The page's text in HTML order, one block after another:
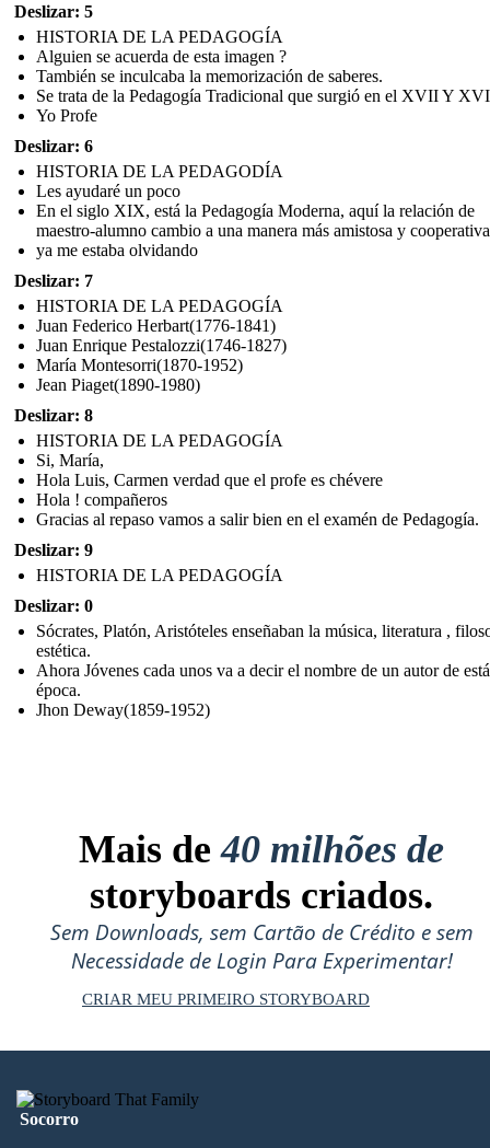
Deslizar: 5
HISTORIA DE LA PEDAGOGÍA
Alguien se acuerda de esta imagen ?
También se inculcaba la memorización de saberes.
Se trata de la Pedagogía Tradicional que surgió en el XVII Y
Yo Profe
Deslizar: 6
HISTORIA DE LA PEDAGODÍA
Les ayudaré un poco
En el siglo XIX, está la Pedagogía Moderna, aquí la relación de
maestro-alumno cambio a una manera más amistosa y
ya me estaba olvidando
Deslizar: 7
HISTORIA DE LA PEDAGOGÍA
Juan Federico Herbart(1776-1841)
Juan Enrique Pestalozzi(1746-1827)
María Montesorri(1870-1952)
Jean Piaget(1890-1980)
Deslizar: 8
HISTORIA DE LA PEDAGOGÍA
Si, María,
Hola Luis, Carmen verdad que el profe es chévere
Hola ! compañeros
Gracias al repaso vamos a salir bien en el examén de Pedagogía.
Deslizar: 9
HISTORIA DE LA PEDAGOGÍA
Deslizar: 0
Sócrates, Platón, Aristóteles enseñaban la música, literatura ,
estética.
Ahora Jóvenes cada unos va a decir el nombre de un autor de está
época.
Jhon Deway(1859-1952)
Mais de40 milhões de
storyboards criados.
Sem Downloads, sem Cartão de Crédito e sem
Necessidade de Login Para Experimentar!
CRIAR MEU PRIMEIRO STORYBOARD
Socorro